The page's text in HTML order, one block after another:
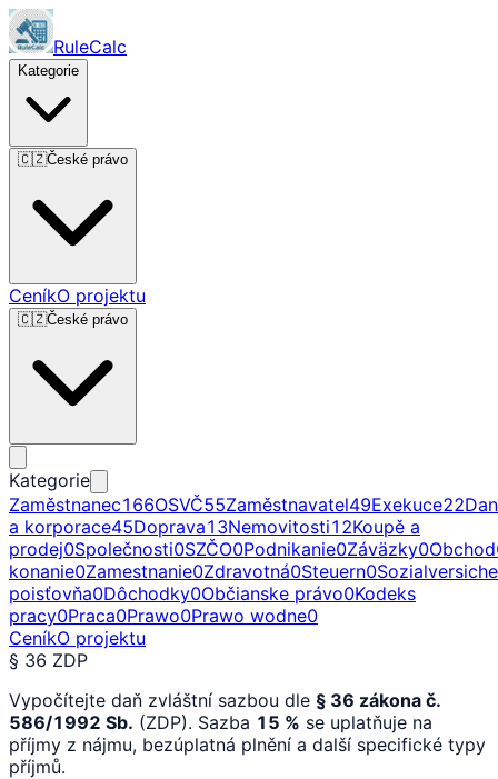
RuleCalc
Kategorie
🇨🇿České právo
CeníkO projektu
🇨🇿České právo
Kategorie
Zaměstnanec166OSVČ55Zaměstnavatel49Exekuce22
a korporace45Doprava13Nemovitosti12Koupě a
prodej0Společnosti0SZČO0Podnikanie0Záväzky0Obchod
konanie0Zamestnanie0Zdravotná0Steuern0
poisťovňa0Dôchodky0Občianske právo0Kodeks
pracy0Praca0Prawo0Prawo wodne0
CeníkO projektu
§ 36 ZDP
Vypočítejte daň zvláštní sazbou dle § 36 zákona č.
586/1992 Sb. (ZDP). Sazba 15 % se uplatňuje na
příjmy z nájmu, bezúplatná plnění a další specifické typy
příjmů.